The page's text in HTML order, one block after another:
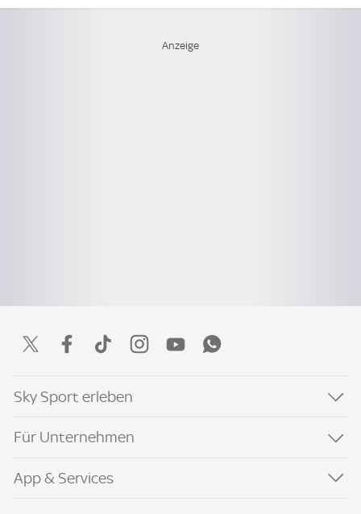
Sky Sport erleben
Für Unternehmen
App & Services